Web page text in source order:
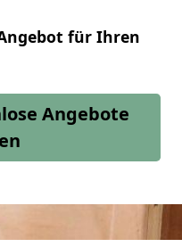
für Ihren
Angebote